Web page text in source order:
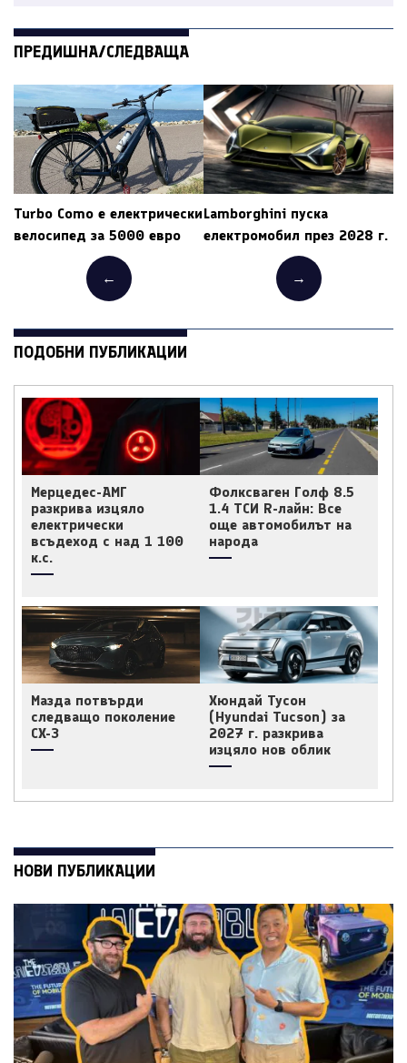
ПРЕДИШНА/СЛЕДВАЩА
Turbo Como е електрически
велосипед за 5000 евро
←
Lamborghini пуска
електромобил през 2028 г.
→
ПОДОБНИ ПУБЛИКАЦИИ
Мерцедес-АМГ
разкрива изцяло
електрически
всъдеход с над 1 100
к.с.
Фолксваген Голф 8.5
1.4 ТСИ R-лайн: Все
още автомобилът на
народа
Мазда потвърди
следващо поколение
CX-3
Хюндай Тусон
(Hyundai Tucson) за
2027 г. разкрива
изцяло нов облик
НОВИ ПУБЛИКАЦИИ